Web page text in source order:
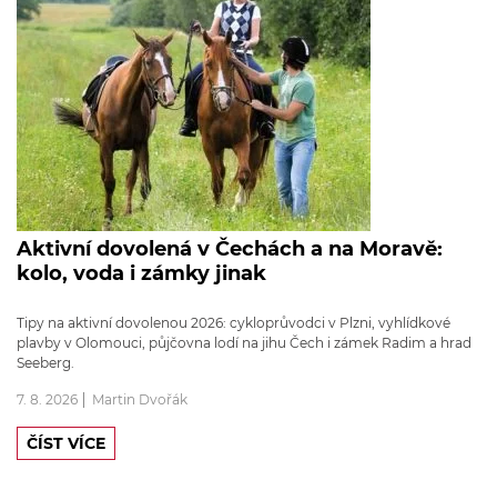
Aktivní dovolená v Čechách a na Moravě:
kolo, voda i zámky jinak
Tipy na aktivní dovolenou 2026: cykloprůvodci v Plzni, vyhlídkové
plavby v Olomouci, půjčovna lodí na jihu Čech i zámek Radim a hrad
Seeberg.
7. 8. 2026 Martin Dvořák
ČÍST VÍCE